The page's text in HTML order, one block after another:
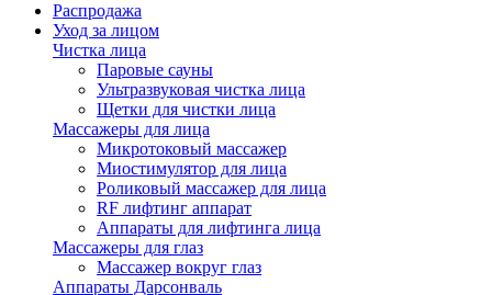
Распродажа
Уход за лицом
Чистка лица
Паровые сауны
Ультразвуковая чистка лица
Щетки для чистки лица
Массажеры для лица
Микротоковый массажер
Миостимулятор для лица
Роликовый массажер для лица
RF лифтинг аппарат
Аппараты для лифтинга лица
Массажеры для глаз
Массажер вокруг глаз
Аппараты Дарсонваль